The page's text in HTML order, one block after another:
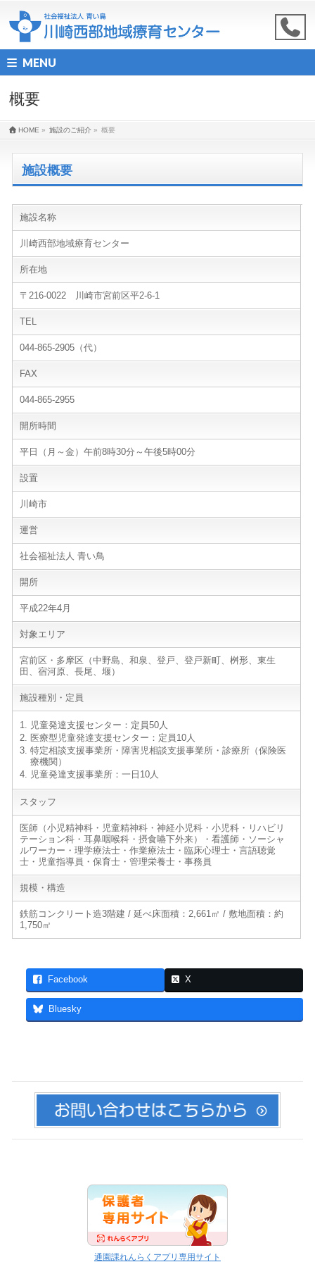
MENU
概要
HOME » 施設のご紹介 » 概要
施設概要
施設名称
川崎西部地域療育センター
所在地
〒216-0022 川崎市宮前区平2-6-1
TEL
044-865-2905（代）
FAX
044-865-2955
開所時間
平日（月～金）午前8時30分～午後5時00分
設置
川崎市
運営
社会福祉法人 青い鳥
開所
平成22年4月
対象エリア
宮前区・多摩区（中野島、和泉、登戸、登戸新町、桝形、東生
田、宿河原、長尾、堰）
施設種別・定員
児童発達支援センター：定員50人
医療型児童発達支援センター：定員10人
特定相談支援事業所・障害児相談支援事業所・診療所（保険医
療機関）
児童発達支援事業所：一日10人
スタッフ
医師（小児精神科・児童精神科・神経小児科・小児科・リハビリ
テーション科・耳鼻咽喉科・摂食嚥下外来）・看護師・ソーシャ
ルワーカー・理学療法士・作業療法士・臨床心理士・言語聴覚
士・児童指導員・保育士・管理栄養士・事務員
規模・構造
鉄筋コンクリート造3階建 / 延べ床面積：2,661㎡ / 敷地面積：約
1,750㎡
Facebook X
Bluesky
通園課れんらくアプリ専用サイト